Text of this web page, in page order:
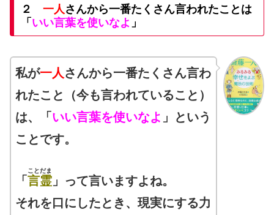
２ 一人 さんから一番たくさん言われたことは
「 いい言葉を使いなよ 」
私が一人 さんから一番たくさん言わ
れたこと（今も言われていること）
は、「 いい言葉を使いなよ 」という
ことです。
「 言霊
ことだま
」って言いますよね。
それを口にしたとき、現実にする力